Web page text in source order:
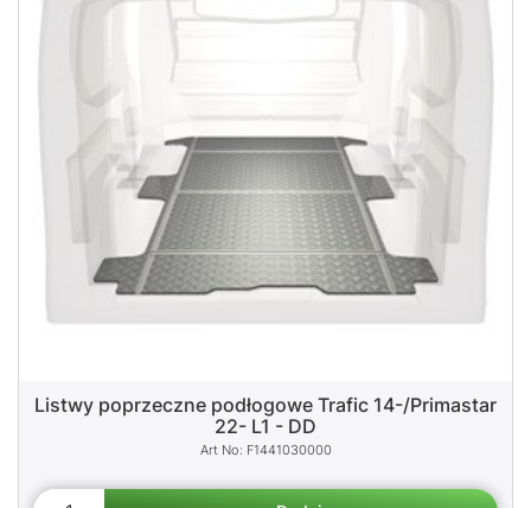
Listwy poprzeczne podłogowe Trafic 14-/Primastar
22- L1 - DD
F1441030000